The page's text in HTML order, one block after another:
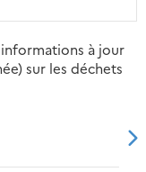
à jour
sur les déchets